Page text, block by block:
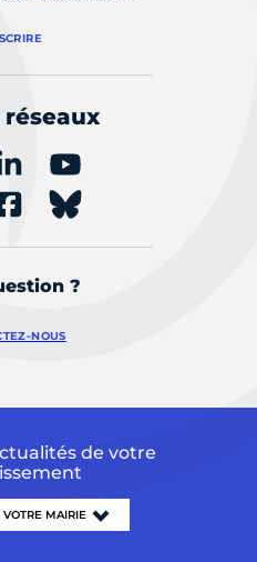
réseaux
?
NOUS
de votre